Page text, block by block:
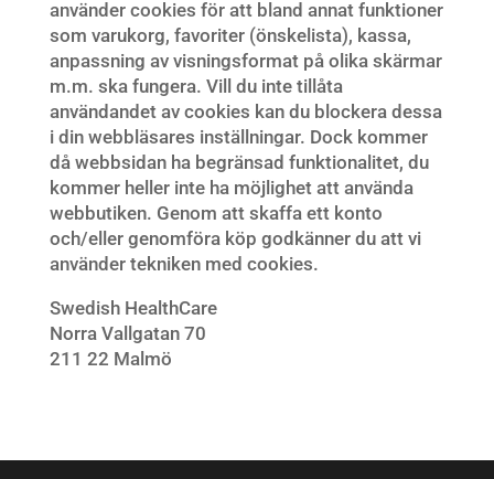
använder cookies för att bland annat funktioner
som varukorg, favoriter (önskelista), kassa,
anpassning av visningsformat på olika skärmar
m.m. ska fungera. Vill du inte tillåta
användandet av cookies kan du blockera dessa
i din webbläsares inställningar. Dock kommer
då webbsidan ha begränsad funktionalitet, du
kommer heller inte ha möjlighet att använda
webbutiken. Genom att skaffa ett konto
och/eller genomföra köp godkänner du att vi
använder tekniken med cookies.
Swedish HealthCare
Norra Vallgatan 70
211 22 Malmö